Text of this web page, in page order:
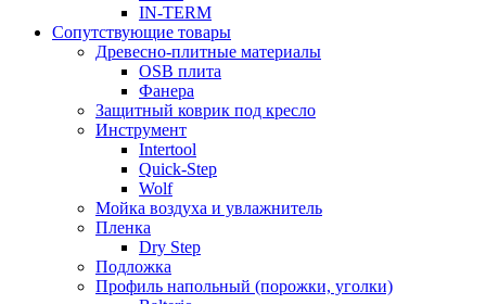
IN-TERM
Сопутствующие товары
Древесно-плитные материалы
OSB плита
Фанера
Защитный коврик под кресло
Инструмент
Intertool
Quick-Step
Wolf
Мойка воздуха и увлажнитель
Пленка
Dry Step
Подложка
Профиль напольный (порожки, уголки)